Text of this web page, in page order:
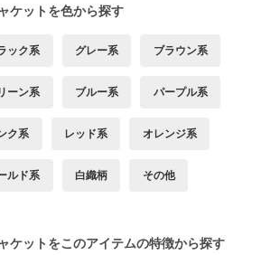
ケットを色から探す
ック系 グレー系 ブラウン系
ーン系 ブルー系 パープル系
ク系 レッド系 オレンジ系
ルド系 白織柄 その他
ケットをこのアイテムの特徴から探す